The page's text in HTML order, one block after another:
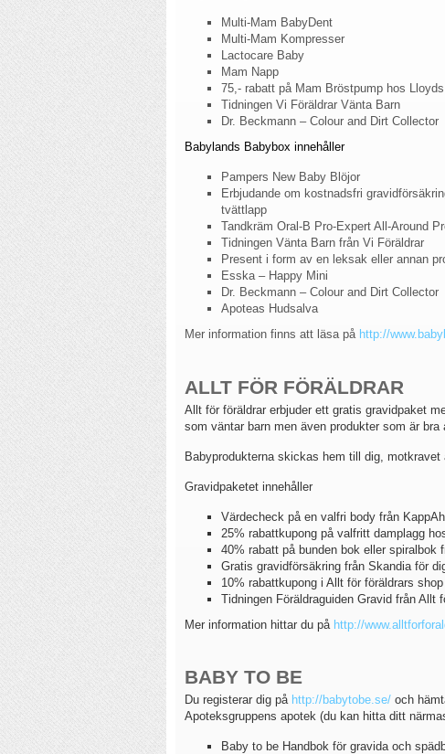
Multi-Mam BabyDent
Multi-Mam Kompresser
Lactocare Baby
Mam Napp
75,- rabatt på Mam Bröstpump hos Lloyds
Tidningen Vi Föräldrar Vänta Barn
Dr. Beckmann – Colour and Dirt Collector
Babylands Babybox innehåller
Pampers New Baby Blöjor
Erbjudande om kostnadsfri
tvättlapp
Tandkräm Oral-B Pro-Expert All-Around
Tidningen Vänta Barn från Vi Föräldrar
Present i form av en leksak eller annan
Esska – Happy Mini
Dr. Beckmann – Colour and Dirt Collector
Apoteas Hudsalva
Mer information finns att läsa på http://
ALLT FÖR FÖRÄLDRAR
Allt för föräldrar erbjuder ett gratis gravidpaket
som väntar barn men även produkter som är bra
Babyprodukterna skickas hem till dig,
Gravidpaketet innehåller
Värdecheck på en valfri body från
25% rabattkupong på valfritt damplagg
40% rabatt på bunden bok eller spiralbok
Gratis gravidförsäkring från Skandia för
10% rabattkupong i Allt för föräldrars shop
Tidningen Föräldraguiden Gravid från Allt
Mer information hittar du på http://
BABY TO BE
Du registerar dig på http://babytobe.se/ och
Apoteksgruppens apotek (du kan hitta ditt
Baby to be Handbok för gravida och